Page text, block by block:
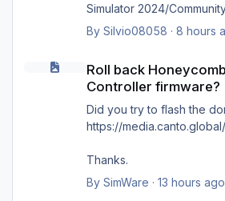
Simulator 2024/
wie bereits gesagt, selbst
nichts, es kommt immer
'Cannot find MSFS2024
By Silvio08058 · 8 hours
Roll back
Controller firmware?
Did you try to flash the
https://
Thanks.
By SimWare · 13 hours ago